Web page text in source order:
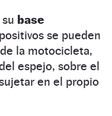
base
se pueden
de la motocicleta,
espejo, sobre el
en el propio